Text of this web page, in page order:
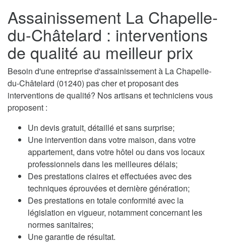
Assainissement La Chapelle-
du-Châtelard : interventions
de qualité au meilleur prix
Besoin d'une entreprise d'assainissement à La Chapelle-
du-Châtelard (01240) pas cher et proposant des
interventions de qualité? Nos artisans et techniciens vous
proposent :
Un devis gratuit, détaillé et sans surprise;
Une intervention dans votre maison, dans votre
appartement, dans votre hôtel ou dans vos locaux
professionnels dans les meilleures délais;
Des prestations claires et effectuées avec des
techniques éprouvées et dernière génération;
Des prestations en totale conformité avec la
législation en vigueur, notamment concernant les
normes sanitaires;
Une garantie de résultat.